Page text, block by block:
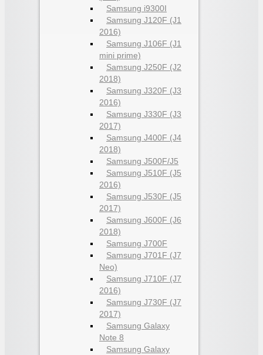
Samsung i9300I
Samsung J120F (J1
2016)
Samsung J106F (J1
mini prime)
Samsung J250F (J2
2018)
Samsung J320F (J3
2016)
Samsung J330F (J3
2017)
Samsung J400F (J4
2018)
Samsung J500F/J5
Samsung J510F (J5
2016)
Samsung J530F (J5
2017)
Samsung J600F (J6
2018)
Samsung J700F
Samsung J701F (J7
Neo)
Samsung J710F (J7
2016)
Samsung J730F (J7
2017)
Samsung Galaxy
Note 8
Samsung Galaxy